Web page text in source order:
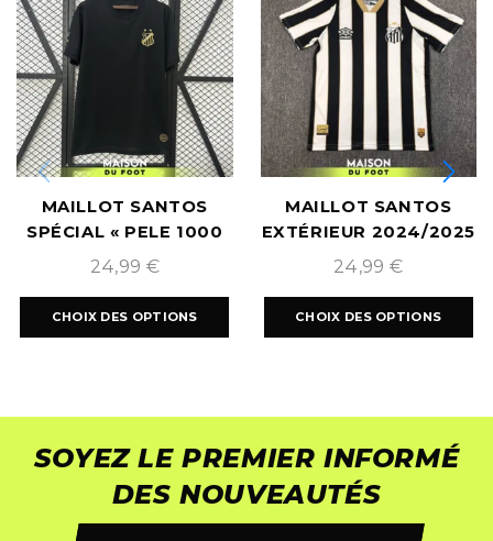
MAILLOT SANTOS
SPÉCIAL « PELE 1000
BUTS » NOIR
24,99 €
CHOIX DES OPTIONS
MAILLOT SANTOS
EXTÉRIEUR 2024/2025
24,99 €
CHOIX DES OPTIONS
SOYEZ LE PREMIER INFORMÉ
DES NOUVEAUTÉS